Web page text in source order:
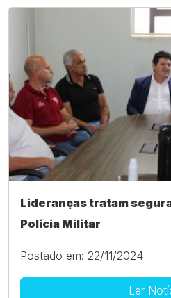
Lideranças tratam
Polícia Militar
Postado em: 22/11/2024
Ler